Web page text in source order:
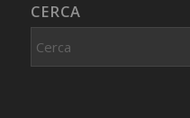
CERCA